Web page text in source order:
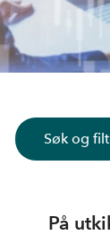
Søk og
På